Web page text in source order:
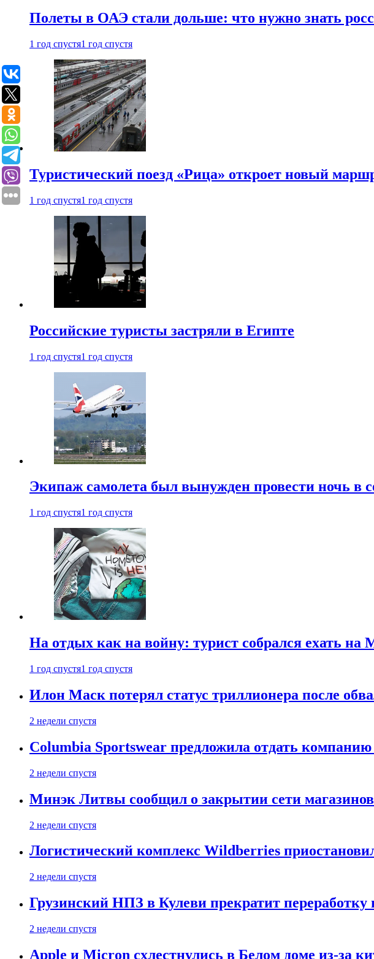
Полеты в ОАЭ стали дольше: что нужно знать
1 год спустя1 год спустя
Туристический поезд «Рица» откроет новый
1 год спустя1 год спустя
Российские туристы застряли в Египте
1 год спустя1 год спустя
Экипаж самолета был вынужден провести ночь в
1 год спустя1 год спустя
На отдых как на войну: турист собрался ехать на
1 год спустя1 год спустя
Илон Маск потерял статус триллионера после
2 недели спустя
Columbia Sportswear предложила отдать
2 недели спустя
Минэк Литвы сообщил о закрытии сети
2 недели спустя
Логистический комплекс Wildberries
2 недели спустя
Грузинский НПЗ в Кулеви прекратит
2 недели спустя
Apple и Micron схлестнулись в Белом доме из-за